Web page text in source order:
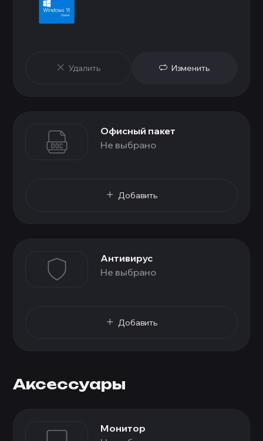
Удалить Изменить
Офисный пакет
Не выбрано
Добавить
Антивирус
Не выбрано
Добавить
Аксессуары
Монитор